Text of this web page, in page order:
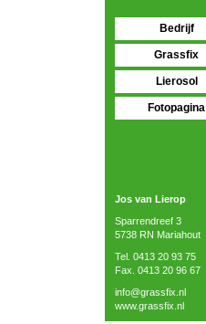
Bedrijf
Grassfix
Lierosol
Fotopagina
Jos van Lierop
Sparrendreef 3
5738 RN Mariahout
Tel. 0413 20 93 75
Fax. 0413 20 96 67
info@grassfix.nl
www.grassfix.nl